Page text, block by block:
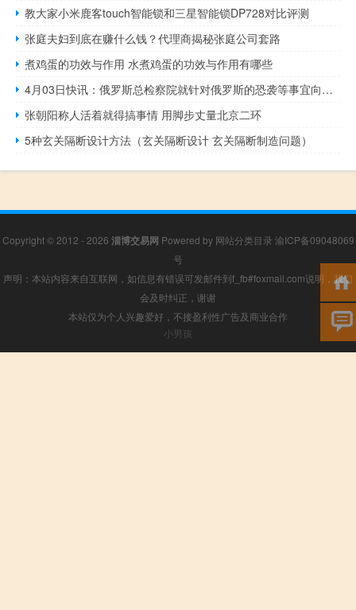
教大家小米鹿客touch智能锁和三星智能锁DP728对比评测
张庭夫妇到底在赚什么钱？代理商揭秘张庭公司套路
煮鸡蛋的功效与作用 水煮鸡蛋的功效与作用有哪些
4月03日快讯：俄罗斯总检察院就针对俄罗斯的恐袭等事宜向多个西方国家主管机构致函
张朝阳称人活着就得搞事情 用脚步丈量北京二环
5种玄关隔断设计方法（玄关隔断设计 玄关隔断制造问题）
Copyright © 2012 - 2026 淄博交易网 Powered by 网站分类目录 渝ICP备09048069
号
声明：本站内容来自互联网，如信息有错误可发邮件到f_fb#foxmail.com说明，我们
会及时纠正，谢谢
本站仅为个人兴趣爱好，不接盈利性广告及商业合作
小男孩